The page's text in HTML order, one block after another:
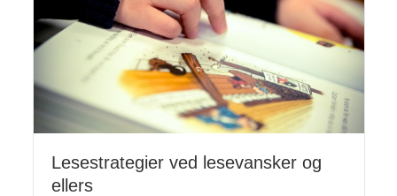
Lesestrategier ved lesevansker og
ellers